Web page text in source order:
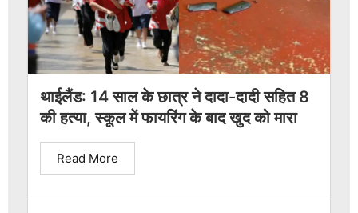
थाईलैंड: 14 साल के छात्र ने दादा-दादी सहित 8
की हत्या, स्कूल में फायरिंग के बाद खुद को मारा
Read More